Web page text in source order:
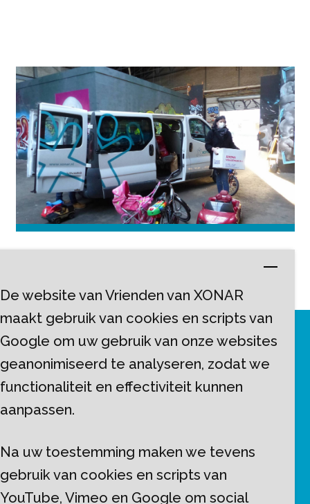
De website van Vrienden van XONAR
maakt gebruik van cookies en scripts van
Google om uw gebruik van onze websites
geanonimiseerd te analyseren, zodat we
functionaliteit en effectiviteit kunnen
aanpassen.
Na uw toestemming maken we tevens
gebruik van cookies en scripts van
YouTube, Vimeo en Google om social
Stichting Vrienden van XONAR
6225 AR Maastricht
info@vriendenvanxonar.nl